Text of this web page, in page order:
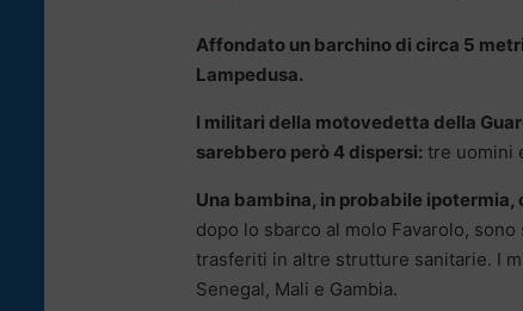
Affondato un barchino di circa 5
Lampedusa.
I militari della motovedetta della
sarebbero però 4 dispersi: tre uomini
Una bambina, in probabile
dopo lo sbarco al molo Favarolo,
trasferiti in altre strutture sanitarie. I
Senegal, Mali e Gambia.